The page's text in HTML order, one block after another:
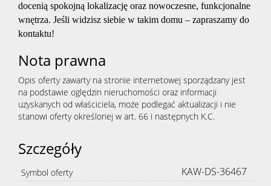
docenią spokojną lokalizację oraz nowoczesne, funkcjonalne
wnętrza. Jeśli widzisz siebie w takim domu – zapraszamy do
kontaktu!
Nota prawna
Opis oferty zawarty na stronie internetowej sporządzany jest
na podstawie oględzin nieruchomości oraz informacji
uzyskanych od właściciela, może podlegać aktualizacji i nie
stanowi oferty określonej w art. 66 i następnych K.C.
Szczegóły
Symbol oferty KAW-DS-36467